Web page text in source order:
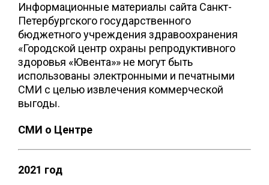
Информационные материалы сайта Санкт-
Петербургского государственного
бюджетного учреждения здравоохранения
«Городской центр охраны репродуктивного
здоровья «Ювента»» не могут быть
использованы электронными и печатными
СМИ с целью извлечения коммерческой
выгоды.
СМИ о Центре
2021 год